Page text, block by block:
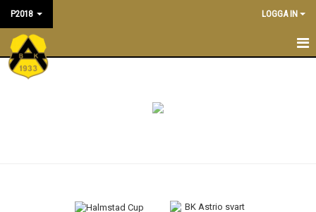
P2018 LOGGA IN
P2018